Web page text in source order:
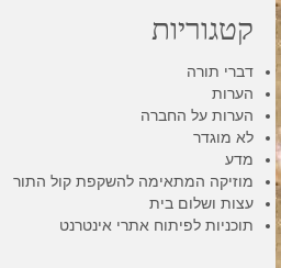
קטגוריות
דברי תורה
הערות
הערות על החברה
לא מוגדר
מדע
מוזיקה המתאימה להשקפת קול התור
עצות ושלום בית
תוכניות לפיתוח אתרי אינטרנט